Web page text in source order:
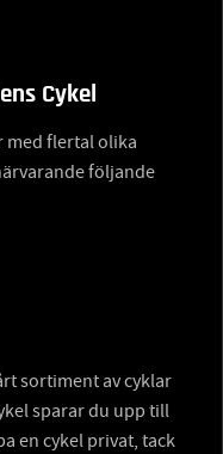
Cykel
med flertal olika
följande
sortiment av cyklar
sparar du upp till
en cykel privat, tack